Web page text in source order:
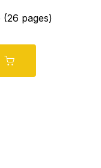
pages)